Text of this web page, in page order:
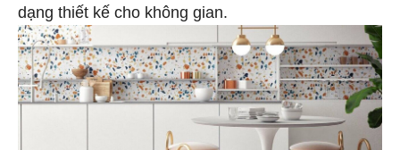
dạng thiết kế cho không gian.